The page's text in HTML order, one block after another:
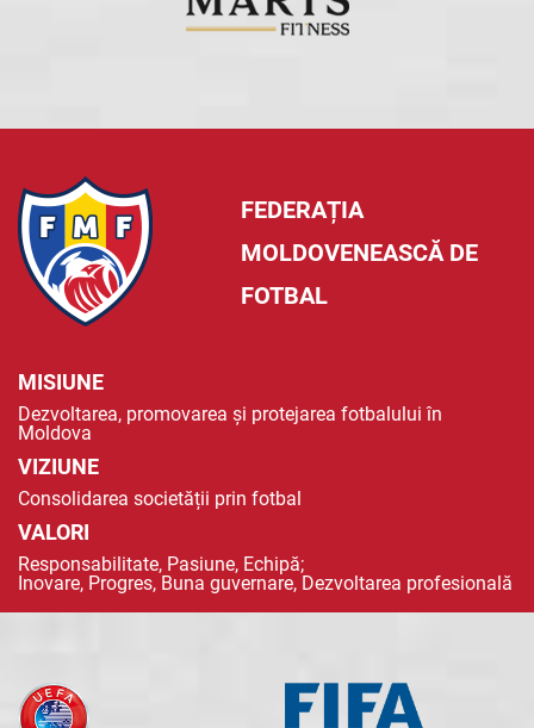
FEDERAȚIA
MOLDOVENEASCĂ DE
FOTBAL
MISIUNE
Dezvoltarea, promovarea și protejarea fotbalului în
Moldova
VIZIUNE
Consolidarea societății prin fotbal
VALORI
Responsabilitate, Pasiune, Echipă;
Inovare, Progres, Buna guvernare, Dezvoltarea profesională